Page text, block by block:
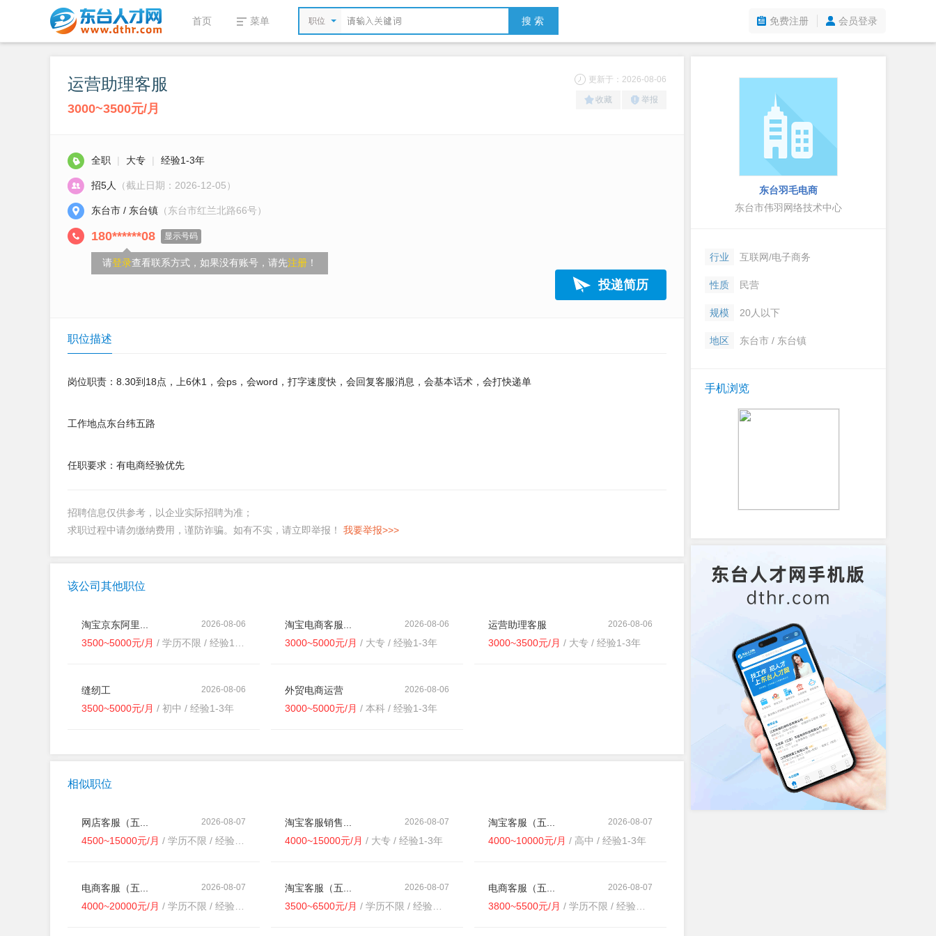
首页 菜单 职位 搜 索 免费注册 会员登录
运营助理客服
3000~3500元/月
更新于：2026-08-06
收藏 举报
全职 | 大专 | 经验1-3年
招5人 （截止日期：2026-12-05）
东台市 / 东台镇 （东台市红兰北路66号）
180******08 显示号码
请登录查看联系方式，如果没有账号，请先注册 ！
投递简历
职位描述
岗位职责：8.30到18点，上6休1，会ps，会word，打字速度快，会回复客服消息，会基本话术，会打快递单
工作地点东台纬五路
任职要求：有电商经验优先
招聘信息仅供参考，以企业实际招聘为准；
求职过程中请勿缴纳费用，谨防诈骗。如有不实，请立即举报！ 我要举报>>>
该公司其他职位
2026-08-06
淘宝京东阿里...
3500~5000元/月 / 学历不限 / 经验1-3年
2026-08-06
淘宝电商客服...
3000~5000元/月 / 大专 / 经验1-3年
2026-08-06
运营助理客服
3000~3500元/月 / 大专 / 经验1-3年
2026-08-06
缝纫工
3500~5000元/月 / 初中 / 经验1-3年
2026-08-06
外贸电商运营
3000~5000元/月 / 本科 / 经验1-3年
相似职位
2026-08-07
网店客服（五...
4500~15000元/月 / 学历不限 / 经验不限
2026-08-07
淘宝客服销售...
4000~15000元/月 / 大专 / 经验1-3年
2026-08-07
淘宝客服（五...
4000~10000元/月 / 高中 / 经验1-3年
2026-08-07
电商客服（五...
4000~20000元/月 / 学历不限 / 经验不限
2026-08-07
淘宝客服（五...
3500~6500元/月 / 学历不限 / 经验不限
2026-08-07
电商客服（五...
3800~5500元/月 / 学历不限 / 经验不限
东台羽毛电商
东台市伟羽网络技术中心
行业 互联网/电子商务
性质 民营
规模 20人以下
地区 东台市 / 东台镇
手机浏览